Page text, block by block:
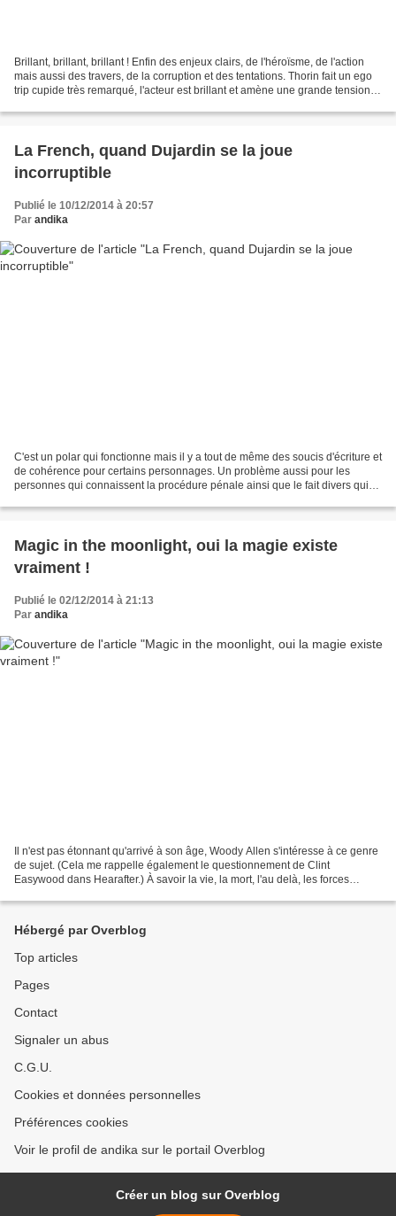
Brillant, brillant, brillant ! Enfin des enjeux clairs, de l'héroïsme, de l'action
mais aussi des travers, de la corruption et des tentations. Thorin fait un ego
trip cupide très remarqué, l'acteur est brillant et amène une grande tension
La French, quand Dujardin se la joue
incorruptible
Publié le 10/12/2014 à 20:57
Par andika
C'est un polar qui fonctionne mais il y a tout de même des soucis d'écriture et
de cohérence pour certains personnages. Un problème aussi pour les
personnes qui connaissent la procédure pénale ainsi que le fait divers qui
Magic in the moonlight, oui la magie existe
vraiment !
Publié le 02/12/2014 à 21:13
Par andika
Il n'est pas étonnant qu'arrivé à son âge, Woody Allen s'intéresse à ce genre
de sujet. (Cela me rappelle également le questionnement de Clint
Easywood dans Hearafter.) À savoir la vie, la mort, l'au delà, les forces
Hébergé par Overblog
Top articles
Pages
Contact
Signaler un abus
C.G.U.
Cookies et données personnelles
Préférences cookies
Voir le profil de andika sur le portail Overblog
Créer un blog sur Overblog